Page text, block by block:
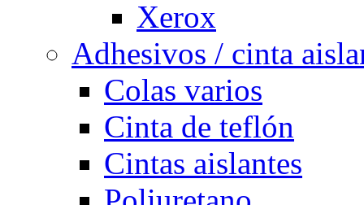
Xerox
Adhesivos / cinta
Colas varios
Cinta de teflón
Cintas aislantes